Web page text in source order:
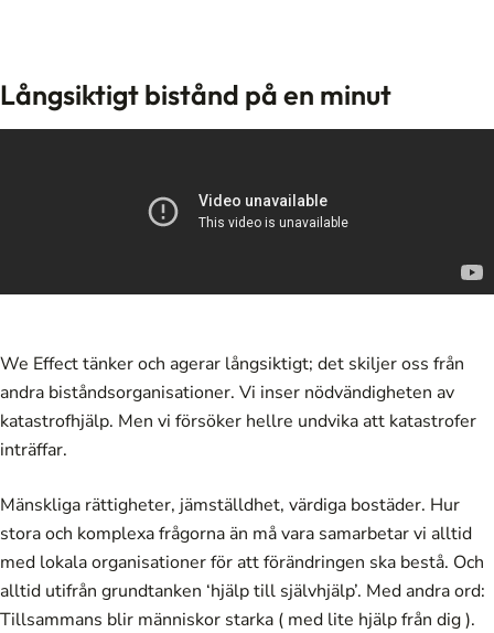
Långsiktigt bistånd på en minut
We Effect tänker och agerar långsiktigt; det skiljer oss från
andra biståndsorganisationer. Vi inser nödvändigheten av
katastrofhjälp. Men vi försöker hellre undvika att katastrofer
inträffar.
Mänskliga rättigheter, jämställdhet, värdiga bostäder. Hur
stora och komplexa frågorna än må vara samarbetar vi alltid
med lokala organisationer för att förändringen ska bestå. Och
alltid utifrån grundtanken ‘hjälp till självhjälp’. Med andra ord:
Tillsammans blir människor starka ( med lite hjälp från dig ).